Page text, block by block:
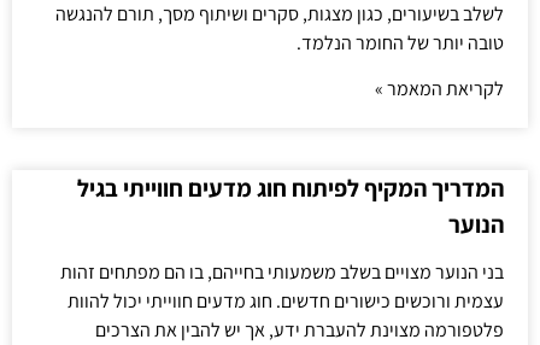
לשלב בשיעורים, כגון מצגות, סקרים ושיתוף מסך, תורם להנגשה
טובה יותר של החומר הנלמד.
לקריאת המאמר »
המדריך המקיף לפיתוח חוג מדעים חווייתי בגיל
הנוער
בני הנוער מצויים בשלב משמעותי בחייהם, בו הם מפתחים זהות
עצמית ורוכשים כישורים חדשים. חוג מדעים חווייתי יכול להוות
פלטפורמה מצוינת להעברת ידע, אך יש להבין את הצרכים